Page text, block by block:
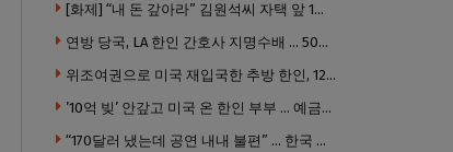
[화제] “내 돈 갚아라” 김원석씨 자택 앞 1인 광대 시위 … 한인 투자사, “108만 달러 못받아”
연방 당국, LA 한인 간호사 지명수배 … 500만 달러 메디캐어 사기, 선고 직전 한국 도주
위조여권으로 미국 재입국한 추방 한인, 120만 달러 은행 사기 행각
’10억 빚’ 안갚고 미국 온 한인 부부 … 예금보험공사, 미국서 소송
“170달러 냈는데 공연 내내 불편” … 한국 코미디언 LA공연, 음향 불량에 외모 비하 개그 논란